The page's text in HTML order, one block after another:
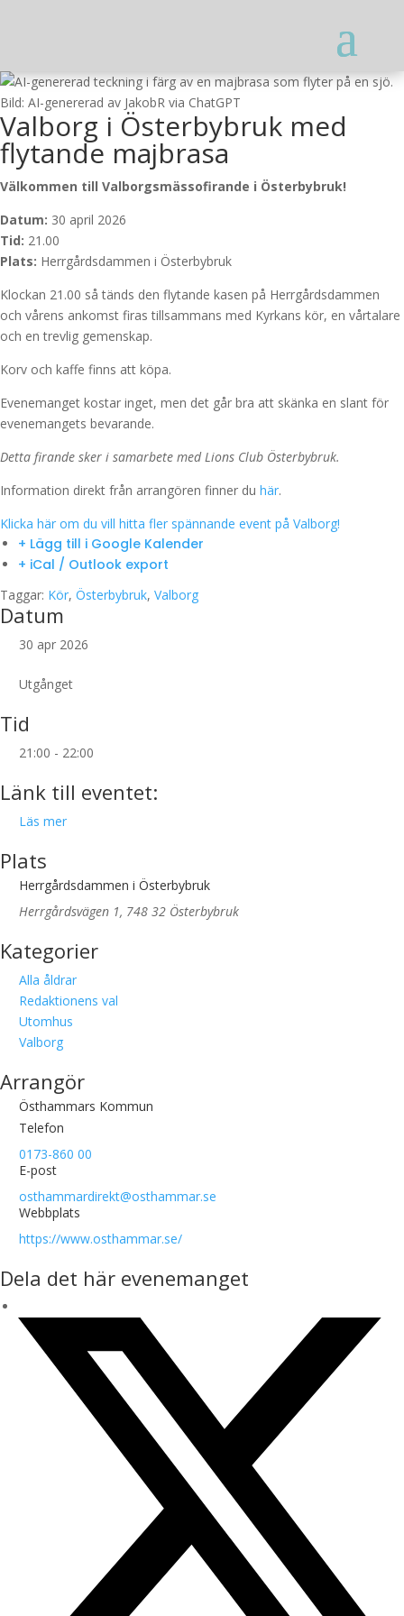
Bild: AI-genererad av JakobR via ChatGPT
Valborg i Österbybruk med
flytande majbrasa
Välkommen till Valborgsmässofirande i Österbybruk!
Datum: 30 april 2026
Tid: 21.00
Plats: Herrgårdsdammen i Österbybruk
Klockan 21.00 så tänds den flytande kasen på Herrgårdsdammen
och vårens ankomst firas tillsammans med Kyrkans kör, en vårtalare
och en trevlig gemenskap.
Korv och kaffe finns att köpa.
Evenemanget kostar inget, men det går bra att skänka en slant för
evenemangets bevarande.
Detta firande sker i samarbete med Lions Club Österbybruk.
Information direkt från arrangören finner du här.
Klicka här om du vill hitta fler spännande event på Valborg!
+ Lägg till i Google Kalender
+ iCal / Outlook export
Taggar: Kör, Österbybruk, Valborg
Datum
30 apr 2026
Utgånget
Tid
21:00 - 22:00
Länk till eventet:
Läs mer
Plats
Herrgårdsdammen i Österbybruk
Herrgårdsvägen 1, 748 32 Österbybruk
Kategorier
Alla åldrar
Redaktionens val
Utomhus
Valborg
Arrangör
Östhammars Kommun
Telefon
0173-860 00
E-post
osthammardirekt@osthammar.se
Webbplats
https://www.osthammar.se/
Dela det här evenemanget